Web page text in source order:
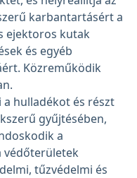
karbantartásért a
ejektoros kutak
és egyéb
Közreműködik
hulladékot és részt
gyűjtésében,
a
védőterületek
tűzvédelmi és